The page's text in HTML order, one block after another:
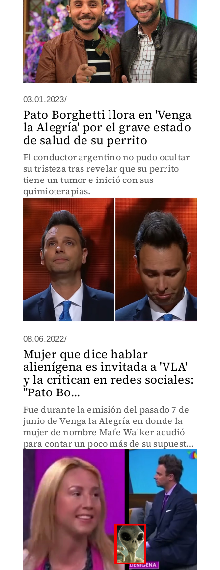
03.01.2023/
Pato Borghetti llora en 'Venga
la Alegría' por el grave estado
de salud de su perrito
El conductor argentino no pudo ocultar
su tristeza tras revelar que su perrito
tiene un tumor e inició con sus
quimioterapias.
08.06.2022/
Mujer que dice hablar
alienígena es invitada a 'VLA'
y la critican en redes sociales:
"Pato Bo...
Fue durante la emisión del pasado 7 de
junio de Venga la Alegría en donde la
mujer de nombre Mafe Walker acudió
para contar un poco más de su supuesta
habilidad para hablar el idioma
alienígena.